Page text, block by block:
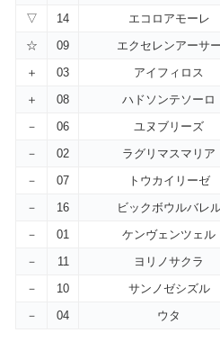
▽
14 エコロアモーレ
☆
09 エクセレンアーサー
＋
03 アイフィロス
＋
08 ハドソンテソーロ
－
06 ユヌブリーズ
－
02 ラグリマスマリア
－
07 トウカイリーゼ
－
16 ビックボウルバレ
－
01 ケンヴェンツェル
－
11 ヨリノサクラ
－
10 サンノゼシズル
－
04 ウタ